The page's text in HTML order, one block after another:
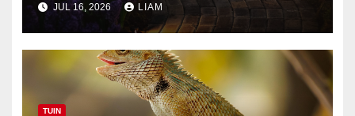
audio-reactieve technologie
JUL 16, 2026 LIAM
TUIN